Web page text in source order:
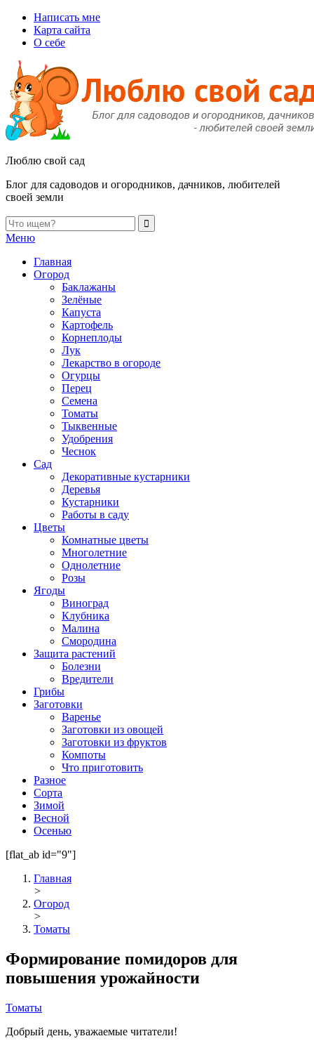
Написать мне
Карта сайта
О себе
Люблю свой сад
Блог для садоводов и огородников, дачников, любителей
своей земли
Меню
Главная
Огород
Баклажаны
Зелёные
Капуста
Картофель
Корнеплоды
Лук
Лекарство в огороде
Огурцы
Перец
Семена
Томаты
Тыквенные
Удобрения
Чеснок
Сад
Декоративные кустарники
Деревья
Кустарники
Работы в саду
Цветы
Комнатные цветы
Многолетние
Однолетние
Розы
Ягоды
Виноград
Клубника
Малина
Смородина
Защита растений
Болезни
Вредители
Грибы
Заготовки
Варенье
Заготовки из овощей
Заготовки из фруктов
Компоты
Что приготовить
Разное
Сорта
Зимой
Весной
Осенью
[flat_ab id="9"]
Главная
>
Огород
>
Томаты
Формирование помидоров для
повышения урожайности
Томаты
Добрый день, уважаемые читатели!